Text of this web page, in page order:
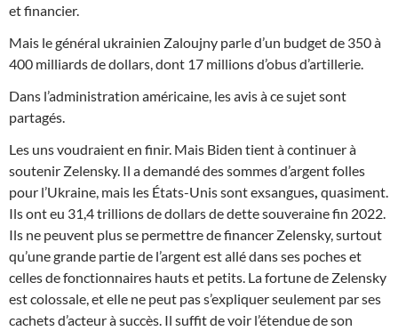
et financier.
Mais le général ukrainien Zaloujny parle d’un budget de 350 à
400 milliards de dollars, dont 17 millions d’obus d’artillerie.
Dans l’administration américaine, les avis à ce sujet sont
partagés.
Les uns voudraient en finir. Mais Biden tient à continuer à
soutenir Zelensky. Il a demandé des sommes d’argent folles
pour l’Ukraine, mais les États-Unis sont exsangues quasiment.
Ils ont eu 31,4 trillions de dollars de dette souveraine fin 2022.
Ils ne peuvent plus se permettre de financer Zelensky, surtout
qu’une grande partie de l’argent est allé dans ses poches et
celles de fonctionnaires hauts et petits. La fortune de Zelensky
est colossale, et elle ne peut pas s’expliquer seulement par ses
cachets d’acteur à succès. Il suffit de voir l’étendue de son